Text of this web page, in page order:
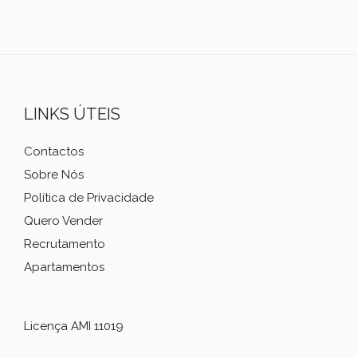
LINKS ÚTEIS
Contactos
Sobre Nós
Política de Privacidade
Quero Vender
Recrutamento
Apartamentos
Licença AMI 11019